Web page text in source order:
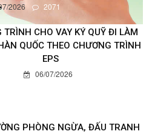
2026 2071
TRÌNH CHO VAY KÝ QUỸ ĐI LÀM
QUỐC THEO CHƯƠNG TRÌNH
EPS
06/07/2026
PHÒNG NGỪA, ĐẤU TRANH